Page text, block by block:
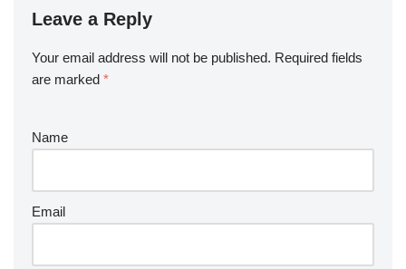
Leave a Reply
Your email address will not be published. Required fields
are marked *
Name
Email